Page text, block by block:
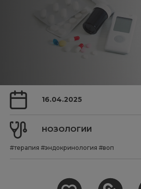
16.04.2025
НОЗОЛОГИИ
#терапия #эндокринология #воп